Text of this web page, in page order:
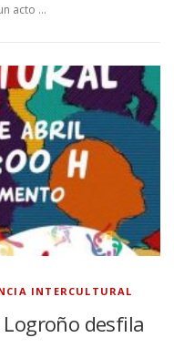
acto …
INTERCULTURAL
desfila